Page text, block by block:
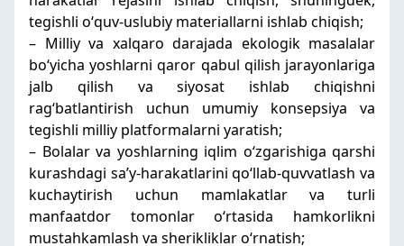
tegishli oʻquv-uslubiy materiallarni ishlab chiqish;
– Milliy va xalqaro darajada ekologik masalalar
boʻyicha yoshlarni qaror qabul qilish jarayonlariga
jalb qilish va siyosat ishlab chiqishni
ragʻbatlantirish uchun umumiy konsepsiya va
tegishli milliy platformalarni yaratish;
– Bolalar va yoshlarning iqlim oʻzgarishiga qarshi
kurashdagi saʼy-harakatlarini qoʻllab-quvvatlash va
kuchaytirish uchun mamlakatlar va turli
manfaatdor tomonlar oʻrtasida hamkorlikni
mustahkamlash va sherikliklar oʻrnatish;